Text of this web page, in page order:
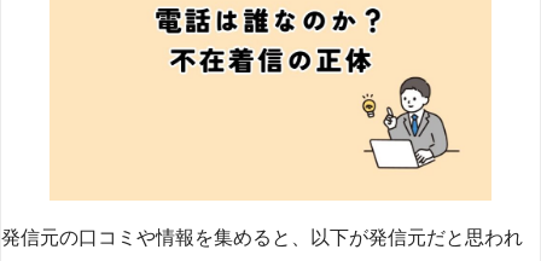
発信元の口コミや情報を集めると、以下が発信元だと思われ